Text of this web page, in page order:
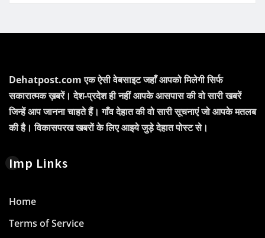
Dehatpost.com एक ऐसी वेबसाइट जहाँ आपको मिलेगी सिर्फ
सकारात्मक ख़बरें। देश-प्रदेश ही नहीं आपके आसपास की वो सारी खबरें
जिन्हें आप जानना चाहते हैं। गाँव देहात की वो सारी सूचनाएं जो आपके मतलब
की है। विकासपरख खबरों के लिए आइये जुड़े देहात पोस्ट से।
Imp Links
Home
Terms of Service